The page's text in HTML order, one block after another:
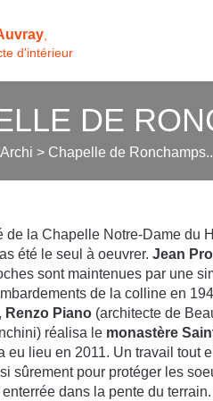
d'intérieur
DE
> Chapelle de
de la Chapelle Notre-Dame du
été le seul à oeuvrer. Jean
sont maintenues par une
de la colline en
Renzo Piano (architecte de
réalisa le monastère
eu lieu en 2011. Un travail tout
sûrement pour protéger les
dans la pente du